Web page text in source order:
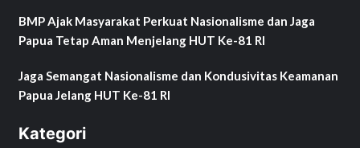
BMP Ajak Masyarakat Perkuat Nasionalisme dan Jaga
Papua Tetap Aman Menjelang HUT Ke-81 RI
Jaga Semangat Nasionalisme dan Kondusivitas Keamanan
Papua Jelang HUT Ke-81 RI
Kategori